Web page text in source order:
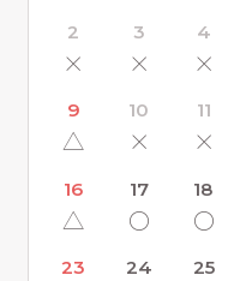
2
×
3
×
4
×
9
△
10
×
11
×
16
△
17
〇
18
〇
23 24 25